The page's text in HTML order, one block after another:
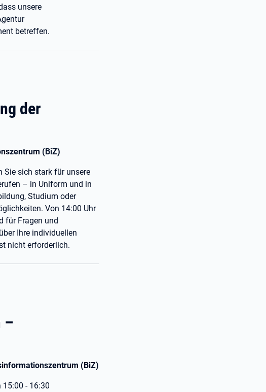
unsere
betreffen.
der
(BiZ)
Sie sich stark für unsere
– in Uniform und in
Studium oder
Von 14:00 Uhr
für Fragen und
Ihre individuellen
nicht erforderlich.
–
(BiZ)
- 16:30